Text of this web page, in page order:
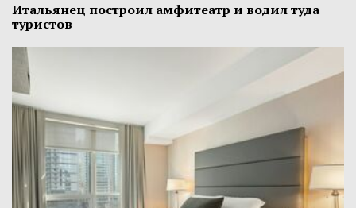
Итальянец построил амфитеатр и водил туда
туристов